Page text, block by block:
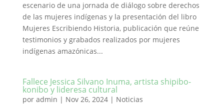
escenario de una jornada de diálogo sobre derechos
de las mujeres indígenas y la presentación del libro
Mujeres Escribiendo Historia, publicación que reúne
testimonios y grabados realizados por mujeres
indígenas amazónicas...
Fallece Jessica Silvano Inuma, artista shipibo-
konibo y lideresa cultural
por admin | Nov 26, 2024| Noticias